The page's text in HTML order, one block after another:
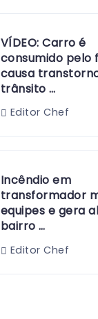
VÍDEO: Carro é
consumido pelo
causa
trânsito …
Editor Chef
Incêndio em
transformador
equipes e gera
bairro …
Editor Chef